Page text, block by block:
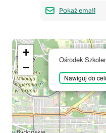
Pokaż email
Ośrodek
Nawiguj do
+
−